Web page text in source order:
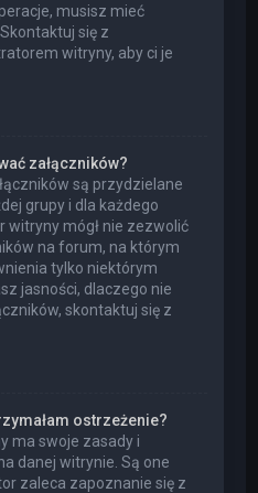
musisz mieć
się z
witryny, aby ci je
załączników?
są przydzielane
grupy i dla każdego
witryny mógł nie zezwolić
na forum, na którym
tylko niektórym
jasności, dlaczego nie
skontaktuj się z
ostrzeżenie?
ma swoje zasady i
danej witrynie. Są one
zaleca zapoznanie się z